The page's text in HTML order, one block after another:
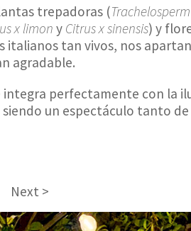
trepadoras (
x limon y Citrus x sinensis) y
italianos tan vivos, nos
agradable.
integra perfectamente con la
un espectáculo tanto
Next >